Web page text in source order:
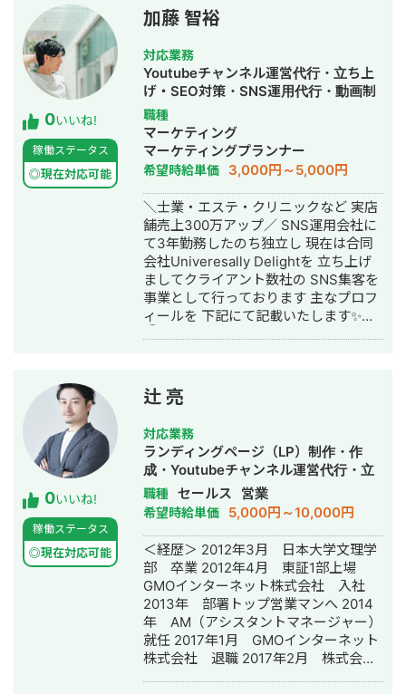
独立。 独立後はフリーランスとなり、
フロントエンドエンジニア兼総合Web
マーケターとして活動。現在はWebコ
ンサルティング会社を創設し、法人と
してStockSunに参画。
0いいね!
稼働ステータス
◎現在対応可能
加藤 智裕
対応業務
Youtubeチャンネル運営代行・立ち上
げ・SEO対策・SNS運用代行・動画制
作・動画編集・営業代行
職種
マーケティング
マーケティングプランナー
希望時給単価 3,000円～5,000円
＼士業・エステ・クリニックなど 実店
舗売上300万アップ／ SNS運用会社に
て3年勤務したのち独立し 現在は合同
会社Univeresally Delightを 立ち上げ
ましてクライアント数社の SNS集客を
事業として行っております 主なプロフ
ィールを 下記にて記載いたします✨
YouTube100万人登録 ・美容系クリニ
ックYouTube約3万人登録 →集客率
200％UP ・発達療育instagram売上
100％UP ・YouTube動画100万再生 ・
総SNSコンサル50件以上 ③具体的に
行っていること ・SNSを使用した集客
導線設計 ・SNSアカウント集客(採用)
設計 ・動画や画像コンテンツ生成 ・コ
ンテンツ企画立案 ・コンテンツ台本作
成 ・サムネイル画像作成 ・動画制作、
編集 ・アナリティクス分析
0いいね!
稼働ステータス
◎現在対応可能
辻 亮
対応業務
ランディングページ（LP）制作・作
成・Youtubeチャンネル運営代行・立
ち上げ・ECサイト構築・ネットショッ
プ作成代行・SEO対策・SNS運用代
行・記事作成代行・ライティング・ホ
ームページ制作・作成・バナー制作・
デザイン・ロゴデザイン・作成・動画
制作・動画編集・営業代行
職種 セールス 営業
希望時給単価 5,000円～10,000円
＜経歴＞ 2012年3月 日本大学文理学
部 卒業 2012年4月 東証1部上場
GMOインターネット株式会社 入社
2013年 部署トップ営業マンへ 2014
年 AM（アシスタントマネージャー）
就任 2017年1月 GMOインターネット
株式会社 退職 2017年2月 株式会社